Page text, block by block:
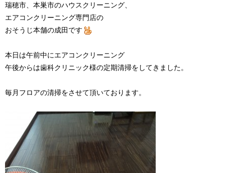
瑞穂市、本巣市のハウスクリーニング、
エアコンクリーニング専門店の
おそうじ本舗の成田です
本日は午前中にエアコンクリーニング
午後からは歯科クリニック様の定期清掃をしてきました。
毎月フロアの清掃をさせて頂いております。